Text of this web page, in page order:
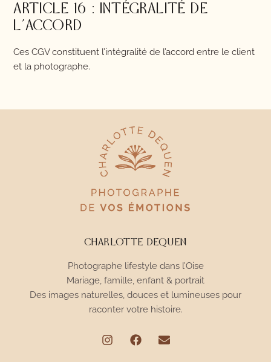
ARTICLE 16 : INTÉGRALITÉ DE
L’ACCORD
Ces CGV constituent l’intégralité de l’accord entre le client
et la photographe.
CHARLOTTE DEQUEN
Photographe lifestyle dans l’Oise
Mariage, famille, enfant & portrait
Des images naturelles, douces et lumineuses pour
raconter votre histoire.